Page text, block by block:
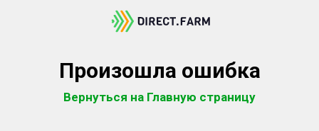
Произошла ошибка
Вернуться на Главную страницу